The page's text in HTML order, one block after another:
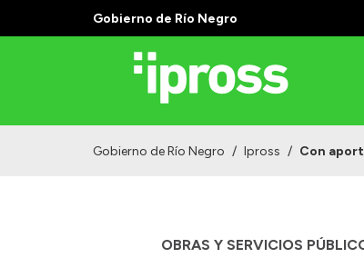
Gobierno de Río Negro
Gobierno de Río Negro / Ipross / Con
OBRAS Y SERVICIOS